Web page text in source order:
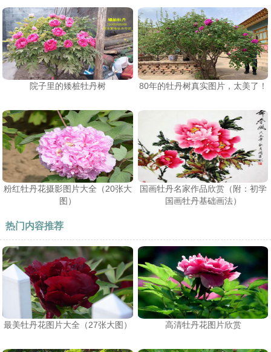
院子里的矮桩牡丹树 80年的牡丹树真实图片，太美了！
粉红牡丹花摄影图片大全（20张大
图）
国画牡丹名家作品欣赏（附：初学
国画牡丹基础画法）
热门内容推荐
最美牡丹花图片大全（27张大图） 高清牡丹花图片欣赏